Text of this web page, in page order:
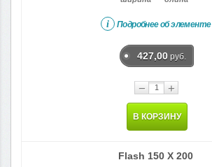
i Подробнее об элементе
427,00 руб.
− +
В КОРЗИНУ
Flash 150 X 200